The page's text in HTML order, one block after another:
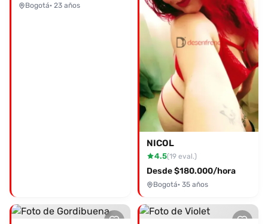
Bogotá· 23 años
NICOL
4.5(19 eval.)
Desde $180.000/hora
Bogotá· 35 años